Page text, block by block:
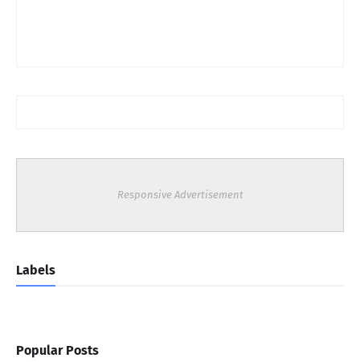
Responsive Advertisement
Labels
Popular Posts